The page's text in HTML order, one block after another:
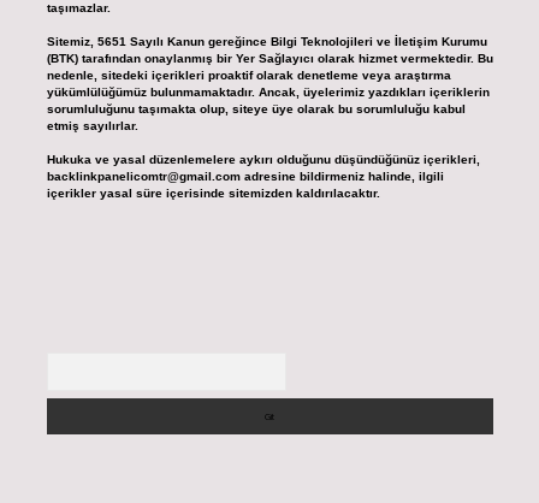
taşımazlar.
Sitemiz, 5651 Sayılı Kanun gereğince Bilgi Teknolojileri ve İletişim Kurumu
(BTK) tarafından onaylanmış bir Yer Sağlayıcı olarak hizmet vermektedir. Bu
nedenle, sitedeki içerikleri proaktif olarak denetleme veya araştırma
yükümlülüğümüz bulunmamaktadır. Ancak, üyelerimiz yazdıkları içeriklerin
sorumluluğunu taşımakta olup, siteye üye olarak bu sorumluluğu kabul
etmiş sayılırlar.
Hukuka ve yasal düzenlemelere aykırı olduğunu düşündüğünüz içerikleri,
backlinkpanelicomtr@gmail.comadresine bildirmeniz halinde, ilgili
içerikler yasal süre içerisinde sitemizden kaldırılacaktır.